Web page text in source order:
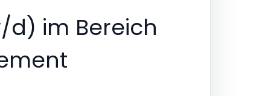
im Bereich